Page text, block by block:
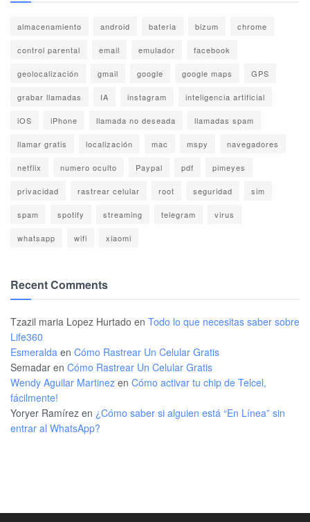
almacenamiento android bateria bizum chrome
control parental email emulador facebook
geolocalización gmail google google maps GPS
grabar llamadas IA instagram inteligencia artificial
iOS iPhone llamada no deseada llamadas spam
llamar gratis localización mac mspy navegadores
netflix numero oculto Paypal pdf pimeyes
privacidad rastrear celular root seguridad sim
spam spotify streaming telegram virus
whatsapp wifi xiaomi
Recent Comments
Tzazil maria Lopez Hurtado en Todo lo que necesitas saber sobre
Life360
Esmeralda en Cómo Rastrear Un Celular Gratis
Semadar en Cómo Rastrear Un Celular Gratis
Wendy Aguilar Martinez en Cómo activar tu chip de Telcel,
fácilmente!
Yoryer Ramírez en ¿Cómo saber si alguien está “En Línea” sin
entrar al WhatsApp?